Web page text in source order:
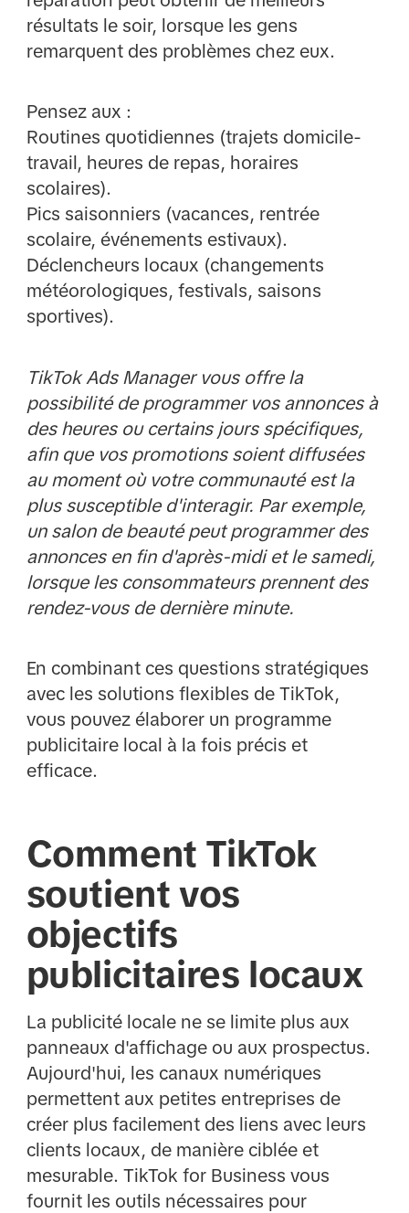
résultats le soir, lorsque les gens
remarquent des problèmes chez eux.
Pensez aux :
Routines quotidiennes (trajets domicile-
travail, heures de repas, horaires
scolaires).
Pics saisonniers (vacances, rentrée
scolaire, événements estivaux).
Déclencheurs locaux (changements
météorologiques, festivals, saisons
sportives).
TikTok Ads Manager vous offre la
possibilité de programmer vos annonces à
des heures ou certains jours spécifiques,
afin que vos promotions soient diffusées
au moment où votre communauté est la
plus susceptible d'interagir. Par exemple,
un salon de beauté peut programmer des
annonces en fin d'après-midi et le samedi,
lorsque les consommateurs prennent des
rendez-vous de dernière minute.
En combinant ces questions stratégiques
avec les solutions flexibles de TikTok,
vous pouvez élaborer un programme
publicitaire local à la fois précis et
efficace.
Comment TikTok
soutient vos
objectifs
publicitaires locaux
La publicité locale ne se limite plus aux
panneaux d'affichage ou aux prospectus.
Aujourd'hui, les canaux numériques
permettent aux petites entreprises de
créer plus facilement des liens avec leurs
clients locaux, de manière ciblée et
mesurable. TikTok for Business vous
fournit les outils nécessaires pour